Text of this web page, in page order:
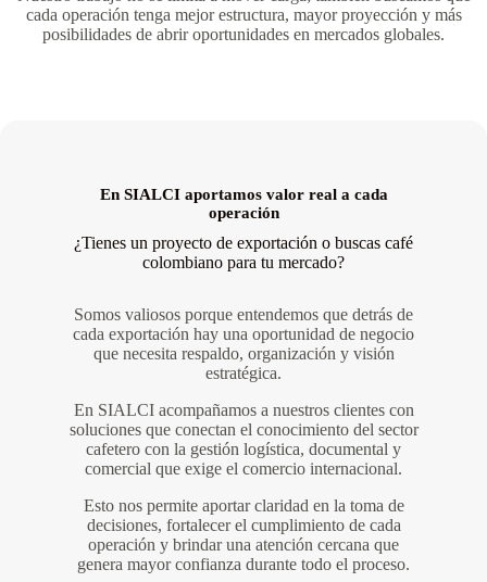
cada operación tenga mejor estructura, mayor proyección y más
posibilidades de abrir oportunidades en mercados globales.
En SIALCI aportamos valor real a cada
operación
¿Tienes un proyecto de exportación o buscas café
colombiano para tu mercado?
Somos valiosos porque entendemos que detrás de
cada exportación hay una oportunidad de negocio
que necesita respaldo, organización y visión
estratégica.
En SIALCI acompañamos a nuestros clientes con
soluciones que conectan el conocimiento del sector
cafetero con la gestión logística, documental y
comercial que exige el comercio internacional.
Esto nos permite aportar claridad en la toma de
decisiones, fortalecer el cumplimiento de cada
operación y brindar una atención cercana que
genera mayor confianza durante todo el proceso.